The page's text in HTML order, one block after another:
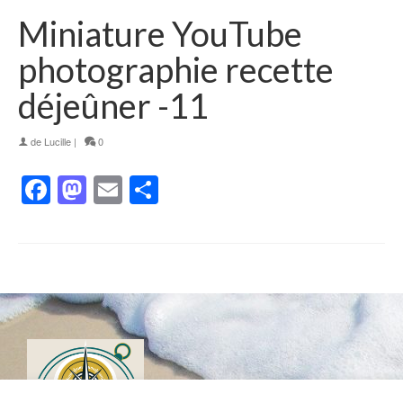
Miniature YouTube
photographie recette
déjeûner -11
de Lucille | 0
Facebook
Mastodon
Email